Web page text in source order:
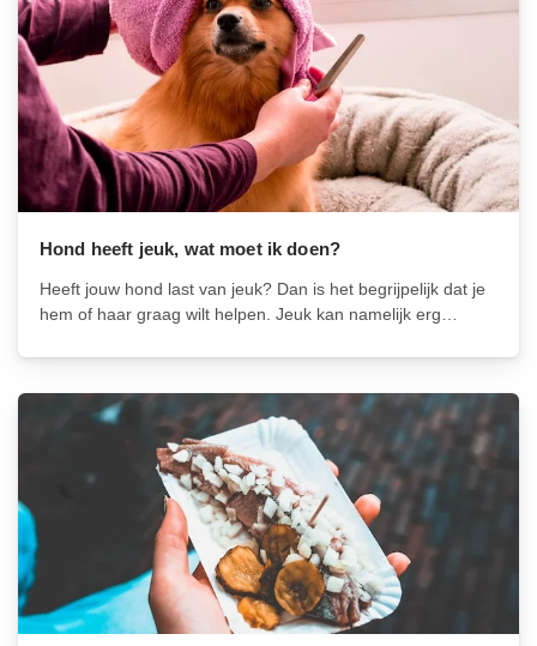
Hond heeft jeuk, wat moet ik doen?
Heeft jouw hond last van jeuk? Dan is het begrijpelijk dat je
hem of haar graag wilt helpen. Jeuk kan namelijk erg
oorzaken hebben, zoals allergieën, parasieten,
voedselintoleranties of huidaandoeningen....